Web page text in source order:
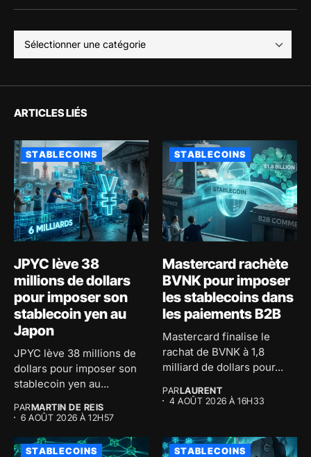
ARTICLES LIÉS
STABLECOINS
JPYC lève 38
millions de dollars
pour imposer son
stablecoin yen au
Japon
JPYC lève 38 millions de
dollars pour imposer son
stablecoin yen au...
PARMARTIN DE REIS
6 AOÛT 2026 À 12H57
STABLECOINS
Mastercard rachète
BVNK pour imposer
les stablecoins dans
les paiements B2B
Mastercard finalise le
rachat de BVNK à 1,8
milliard de dollars pour...
PARLAURENT
4 AOÛT 2026 À 16H33
STABLECOINS STABLECOINS